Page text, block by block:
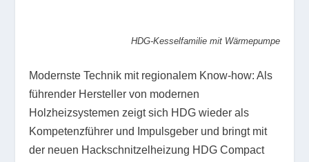
HDG-Kesselfamilie mit Wärmepumpe
Modernste Technik mit regionalem Know-how: Als
führender Hersteller von modernen
Holzheizsystemen zeigt sich HDG wieder als
Kompetenzführer und Impulsgeber und bringt mit
der neuen Hackschnitzelheizung HDG Compact